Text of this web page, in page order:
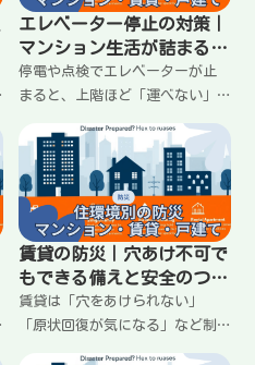
策まで整理。
エレベーター停止の対策｜
マンション生活が詰まるポ
イントと最小の段取り
停電や点検でエレベーターが止
まると、上階ほど「運べない」
ミ・トイレ用品・通院・子ども
やペットで生活が詰まりやすい
場面を整理し、玄関の最低限セ
ット、運搬の分散、家族の役割
固定で回す方法をまとめまし
た。
賃貸の防災｜穴あけ不可で
もできる備えと安全のつく
り方
賃貸は「穴をあけられない」
「原状回復が気になる」など制